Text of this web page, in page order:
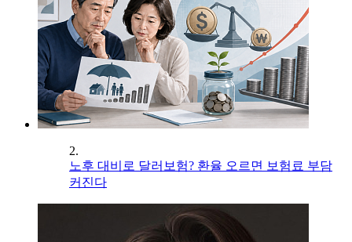
2.
노후 대비로 달러보험? 환율 오르면 보험료 부담
커진다